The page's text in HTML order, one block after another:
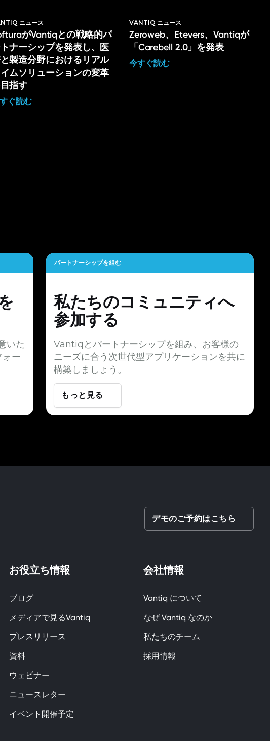
ニュース
がVantiqとの戦略的パ
ナーシップを発表し、医
製造分野におけるリアル
ムソリューションの変革
指す
ぐ読む
VANTIQ ニュース
Zeroweb、Etevers、Vantiqが
「Carebell 2.0」を発表
今すぐ読む
いた
ー
パートナーシップを組む
私たちのコミュニティへ
参加する
Vantiqとパートナーシップを組み、お客様の
ニーズに合う次世代型アプリケーションを共に
構築しましょう。
もっと見る
デモのご予約はこちら
お役立ち情報
ブログ
メディアで見るVantiq
プレスリリース
資料
ウェビナー
ニュースレター
イベント開催予定
会社情報
Vantiq について
なぜ Vantiq なのか
私たちのチーム
採用情報